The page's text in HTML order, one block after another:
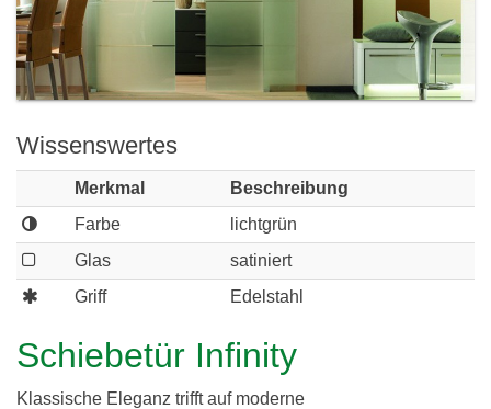
c
h
i
e
r
d
i
n
G
h
l
e
r
iWissenswertes
Merkmal
Beschreibung
Farbe
lichtgrün
Glas
satiniert
Griff
Edelstahl
Schiebetür Infinity
Klassische Eleganz trifft auf moderne